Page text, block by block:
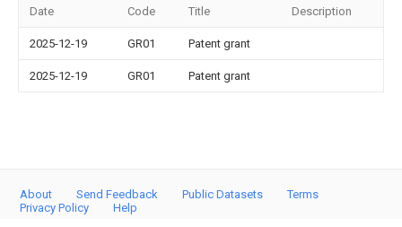
Date Code Title Description
2025-12-19 GR01 Patent grant
2025-12-19 GR01 Patent grant
About Send Feedback Public Datasets
Terms
Privacy Policy
Help